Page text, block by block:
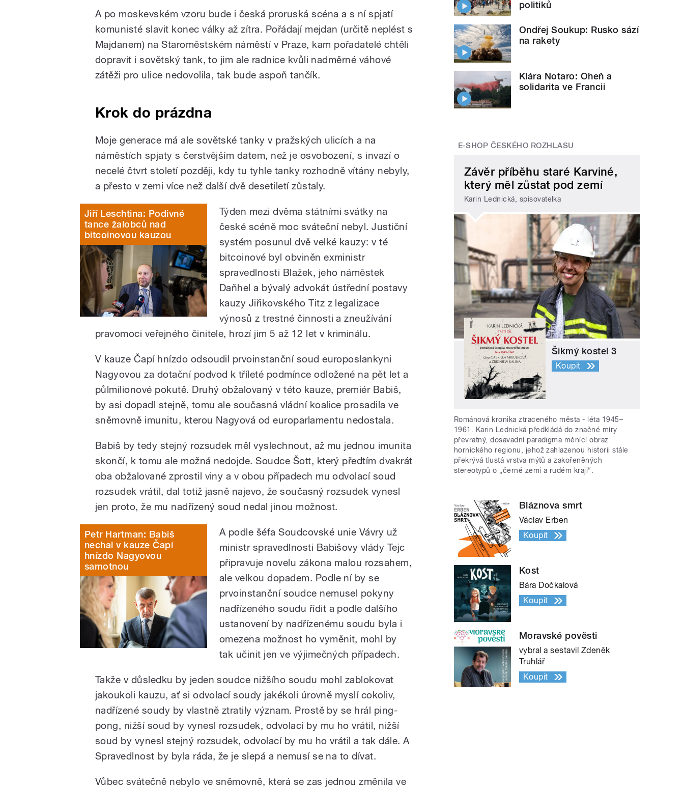
A po moskevském vzoru bude i česká proruská scéna a s ní spjatí
komunisté slavit konec války až zítra. Pořádají mejdan (určitě neplést s
Majdanem) na Staroměstském náměstí v Praze, kam pořadatelé chtěli
dopravit i sovětský tank, to jim ale radnice kvůli nadměrné váhové
zátěži pro ulice nedovolila, tak bude aspoň tančík.
Krok do prázdna
Moje generace má ale sovětské tanky v pražských ulicích a na
náměstích spjaty s čerstvějším datem, než je osvobození, s invazí o
necelé čtvrt století později, kdy tu tyhle tanky rozhodně vítány nebyly,
a přesto v zemi více než další dvě desetiletí zůstaly.
Jiří Leschtina: Podivné
tance žalobců nad
bitcoinovou kauzou
Týden mezi dvěma státními svátky na
české scéně moc sváteční nebyl. Justiční
systém posunul dvě velké kauzy: v té
bitcoinové byl obviněn exministr
spravedlnosti Blažek, jeho náměstek
Daňhel a bývalý advokát ústřední postavy
kauzy Jiřikovského Titz z legalizace
výnosů z trestné činnosti a zneužívání
pravomoci veřejného činitele, hrozí jim 5 až 12 let v kriminálu.
V kauze Čapí hnízdo odsoudil prvoinstanční soud europoslankyni
Nagyovou za dotační podvod k tříleté podmínce odložené na pět let a
půlmilionové pokutě. Druhý obžalovaný v této kauze, premiér Babiš,
by asi dopadl stejně, tomu ale současná vládní koalice prosadila ve
sněmovně imunitu, kterou Nagyová od europarlamentu nedostala.
Babiš by tedy stejný rozsudek měl vyslechnout, až mu jednou imunita
skončí, k tomu ale možná nedojde. Soudce Šott, který předtím dvakrát
oba obžalované zprostil viny a v obou případech mu odvolací soud
rozsudek vrátil, dal totiž jasně najevo, že současný rozsudek vynesl
jen proto, že mu nadřízený soud nedal jinou možnost.
Petr Hartman: Babiš
nechal v kauze Čapí
hnízdo Nagyovou
samotnou
A podle šéfa Soudcovské unie Vávry už
ministr spravedlnosti Babišovy vlády Tejc
připravuje novelu zákona malou rozsahem,
ale velkou dopadem. Podle ní by se
prvoinstanční soudce nemusel pokyny
nadřízeného soudu řídit a podle dalšího
ustanovení by nadřízenému soudu byla i
omezena možnost ho vyměnit, mohl by
tak učinit jen ve výjimečných případech.
Takže v důsledku by jeden soudce nižšího soudu mohl zablokovat
jakoukoli kauzu, ať si odvolací soudy jakékoli úrovně myslí cokoliv,
nadřízené soudy by vlastně ztratily význam. Prostě by se hrál ping-
pong, nižší soud by vynesl rozsudek, odvolací by mu ho vrátil, nižší
soud by vynesl stejný rozsudek, odvolací by mu ho vrátil a tak dále. A
Spravedlnost by byla ráda, že je slepá a nemusí se na to dívat.
Vůbec svátečně nebylo ve sněmovně, která se zas jednou změnila ve
politiků
Ondřej Soukup: Rusko sází
na rakety
Klára Notaro: Oheň a
solidarita ve Francii
E-SHOP ČESKÉHO ROZHLASU
Závěr příběhu staré Karviné,
který měl zůstat pod zemí
Karin Lednická, spisovatelka
Šikmý kostel 3
Koupit
Románová kronika ztraceného města - léta 1945–
1961. Karin Lednická předkládá do značné míry
převratný, dosavadní paradigma měnící obraz
hornického regionu, jehož zahlazenou historii stále
překrývá tlustá vrstva mýtů a zakořeněných
stereotypů o „černé zemi a rudém kraji“.
Bláznova smrt
Václav Erben
Koupit
Kost
Bára Dočkalová
Koupit
Moravské pověsti
vybral a sestavil Zdeněk
Truhlář
Koupit